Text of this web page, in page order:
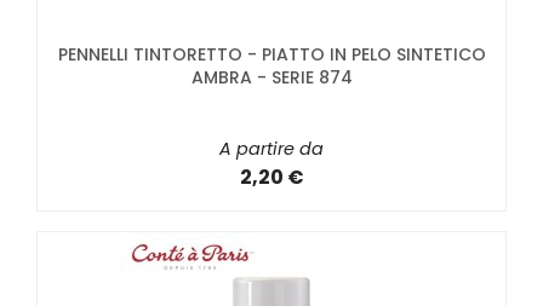
PENNELLI TINTORETTO - PIATTO IN PELO SINTETICO
AMBRA - SERIE 874
A partire da
2,20 €